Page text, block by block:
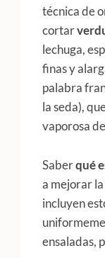
técnica de
cortar
lechuga,
finas y
palabra
la seda),
vaporosa
Saberqué
a mejorar
incluyen
ensaladas,